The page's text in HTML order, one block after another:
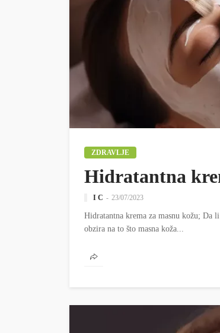
ZDRAVLJE
Hidratantna
I C 23/07/2023
Hidratantna krema za masnu kožu; Da
obzira na to što masna koža...